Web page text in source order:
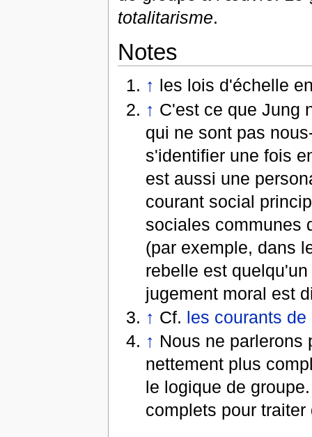
totalitarisme.
Notes
↑ les lois d'échelle
↑ C'est ce que Jung
qui ne sont pas
s'identifier une fois
est aussi une
courant social
sociales communes
(par exemple, dans
rebelle est
jugement moral est
↑ Cf. les courants
↑ Nous ne parlerons
nettement plus
le logique de
complets pour traiter